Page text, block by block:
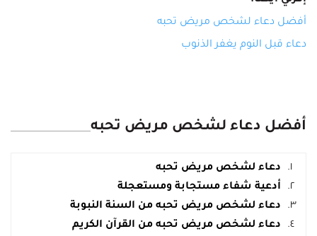
أفضل دعاء لشخص مريض تحبه
دعاء قبل النوم يغفر الذنوب
أفضل دعاء لشخص مريض تحبه
دعاء لشخص مريض تحبه
أدعية شفاء مستجابة ومستعجلة
دعاء لشخص مريض تحبه من السنة النبوبة
دعاء لشخص مريض تحبه من القرآن الكريم